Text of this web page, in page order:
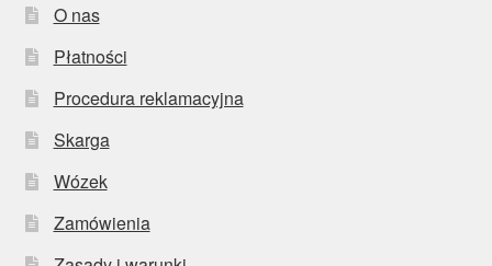
O nas
Płatności
Procedura reklamacyjna
Skarga
Wózek
Zamówienia